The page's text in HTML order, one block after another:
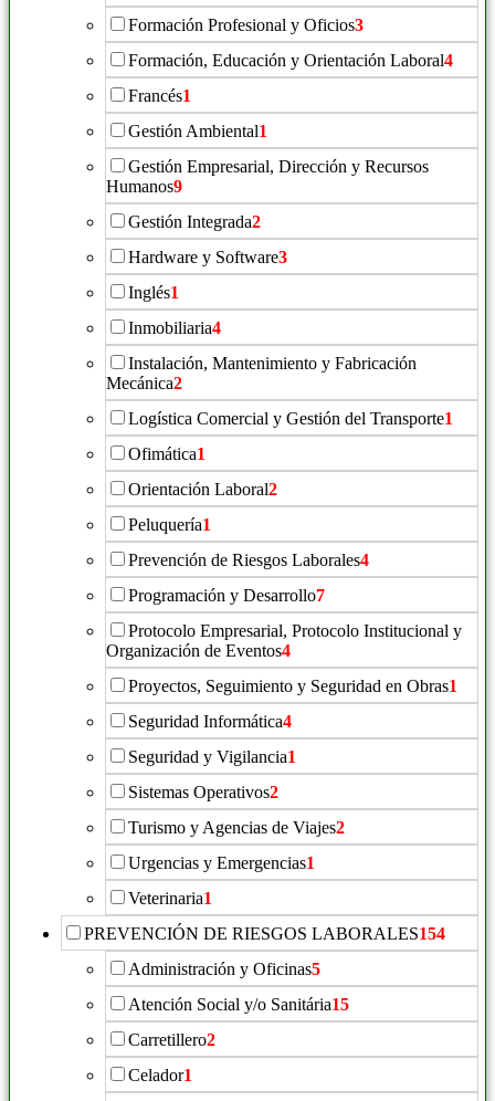
Formación Profesional y Oficios3
Formación, Educación y Orientación Laboral4
Francés1
Gestión Ambiental1
Gestión Empresarial, Dirección y Recursos
Humanos9
Gestión Integrada2
Hardware y Software3
Inglés1
Inmobiliaria4
Instalación, Mantenimiento y Fabricación
Mecánica2
Logística Comercial y Gestión del Transporte1
Ofimática1
Orientación Laboral2
Peluquería1
Prevención de Riesgos Laborales4
Programación y Desarrollo7
Protocolo Empresarial, Protocolo Institucional y
Organización de Eventos4
Proyectos, Seguimiento y Seguridad en Obras1
Seguridad Informática4
Seguridad y Vigilancia1
Sistemas Operativos2
Turismo y Agencias de Viajes2
Urgencias y Emergencias1
Veterinaria1
PREVENCIÓN DE RIESGOS LABORALES154
Administración y Oficinas5
Atención Social y/o Sanitária15
Carretillero2
Celador1